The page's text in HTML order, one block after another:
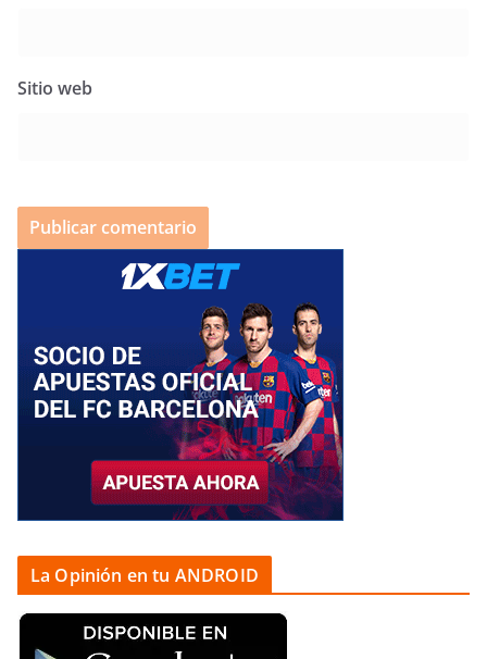
Sitio web
La Opinión en tu ANDROID